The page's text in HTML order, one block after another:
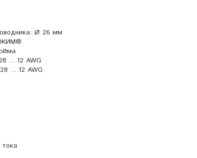
Ø 26 мм
... 12 AWG
... 12 AWG